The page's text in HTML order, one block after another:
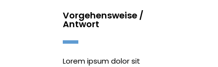
Vorgehensweise /
Antwort
Lorem ipsum dolor sit